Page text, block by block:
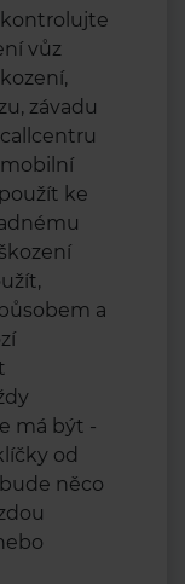
vůz
závadu
mobilní
ke
a
má být -
od
něco